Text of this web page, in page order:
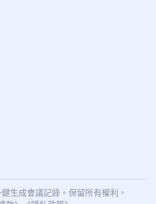
生成會議記錄。保留所有權利。